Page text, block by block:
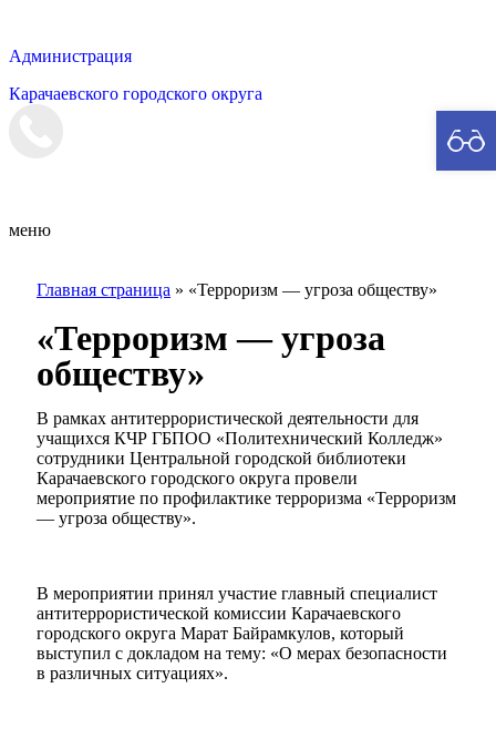
Администрация
Карачаевского городского округа
меню
Главная страница » «Терроризм — угроза обществу»
«Терроризм — угроза
обществу»
В рамках антитеррористической деятельности для
учащихся КЧР ГБПОО «Политехнический Колледж»
сотрудники Центральной городской библиотеки
Карачаевского городского округа провели
мероприятие по профилактике терроризма «Терроризм
— угроза обществу».
В мероприятии принял участие главный специалист
антитеррористической комиссии Карачаевского
городского округа Марат Байрамкулов, который
выступил с докладом на тему: «О мерах безопасности
в различных ситуациях».